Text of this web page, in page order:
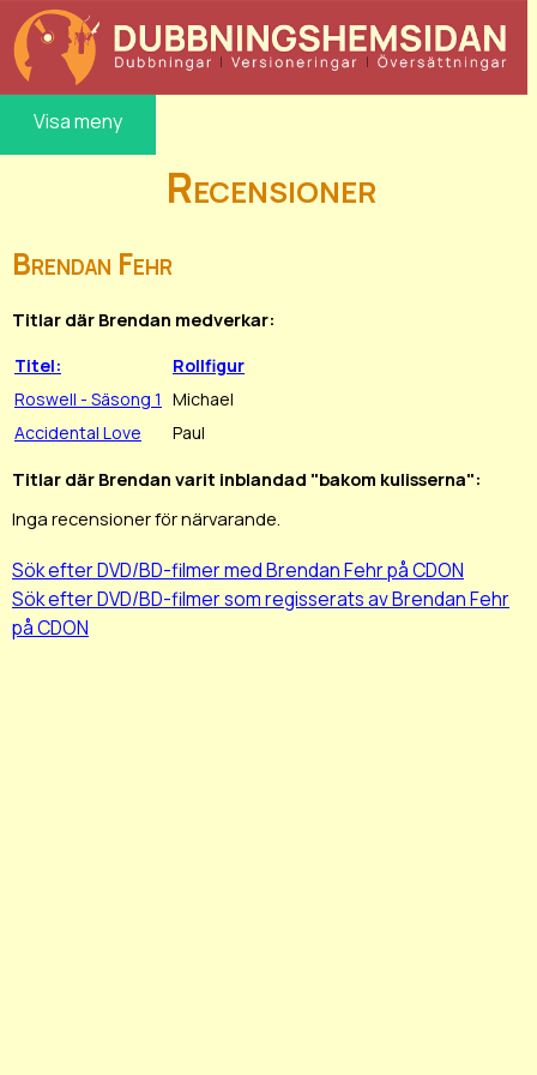
Visa meny
Recensioner
Brendan Fehr
Titlar där Brendan medverkar:
Titel:
Rollfigur
Roswell - Säsong 1 Michael
Accidental Love
Paul
Titlar där Brendan varit inblandad "bakom kulisserna":
Inga recensioner för närvarande.
Sök efter DVD/BD-filmer med Brendan Fehr på CDON
Sök efter DVD/BD-filmer som regisserats av Brendan Fehr
på CDON